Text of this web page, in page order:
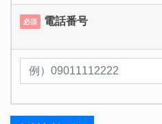
必須 電話番号